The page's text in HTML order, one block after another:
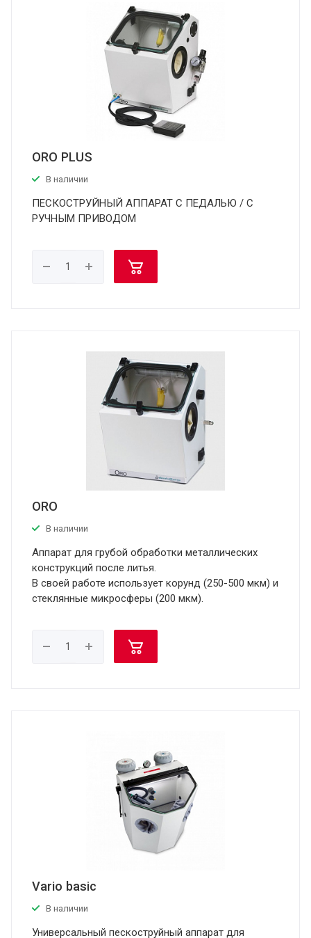
ORO PLUS
В наличии
ПЕСКОСТРУЙНЫЙ АППАРАТ С ПЕДАЛЬЮ / С
РУЧНЫМ ПРИВОДОМ
ORO
В наличии
Аппарат для грубой обработки металлических
конструкций после литья.
В своей работе использует корунд (250-500 мкм) и
стеклянные микросферы (200 мкм).
Vario basic
В наличии
Универсальный пескоструйный аппарат для